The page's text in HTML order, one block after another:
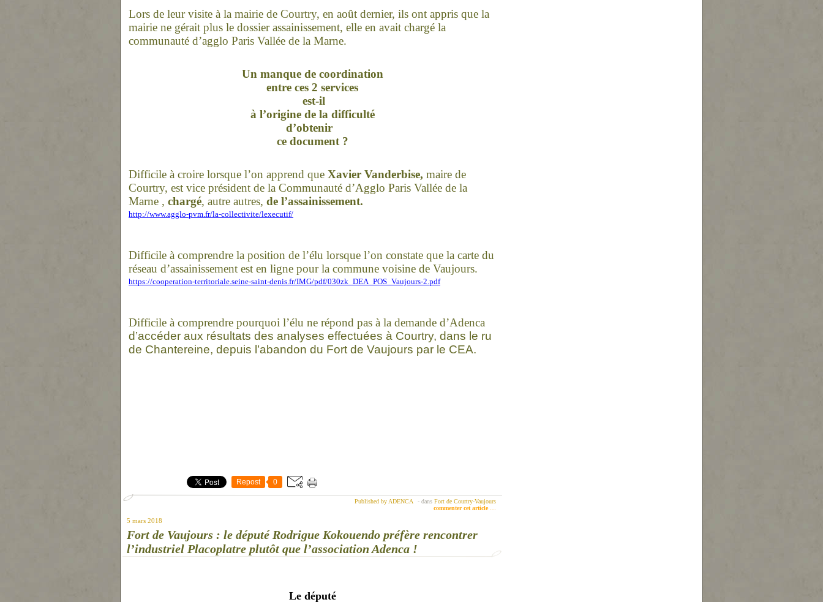
Lors de leur visite à la mairie de Courtry, en août dernier, ils ont appris que la
mairie ne gérait plus le dossier assainissement, elle en avait chargé la
communauté d’agglo Paris Vallée de la Marne.
Un manque de coordination
entre ces 2 services
est-il
à l’originede la difficulté
d’obtenir
ce document ?
Difficile à croire lorsque l’on apprend que Xavier Vanderbise, maire de
Courtry, est vice président de la Communauté d’Agglo Paris Vallée de la
Marne , chargé, autre autres, de l’assainissement.
http://www.agglo-pvm.fr/la-collectivite/lexecutif/
Difficile à comprendre la position de l’élu lorsque l’on constate que la carte du
réseau d’assainissement est en ligne pour la commune voisine de Vaujours.
https://cooperation-territoriale.seine-saint-denis.fr/IMG/pdf/030zk_DEA_POS_Vaujours-2.pdf
Difficile à comprendre pourquoi l’élu ne répond pas à la demande d’Adenca
d’accéder aux résultats des analyses effectuées à Courtry, dans le ru
de Chantereine, depuis l’abandon du Fort de Vaujours par le CEA.
Repost 0
Published by ADENCA - dans Fort de Courtry-Vaujours
commenter cet article
5 mars 2018
Fort de Vaujours : le député Rodrigue Kokouendo préfère rencontrer
l’industriel Placoplatre plutôt que l’association Adenca !
Le député